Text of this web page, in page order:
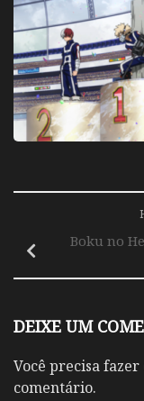
Boku no
DEIXE UM
Você precisa fazer
comentário.